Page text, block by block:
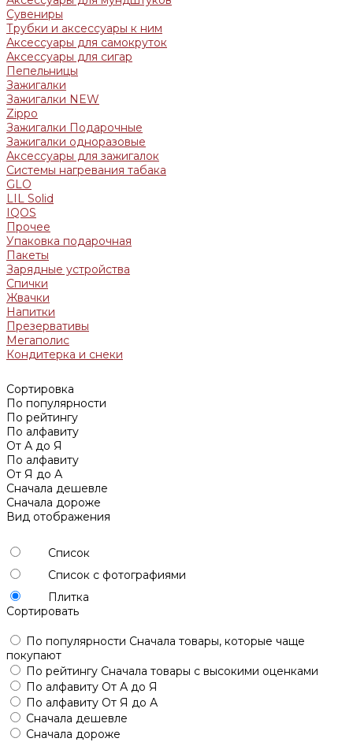
Сувениры
Трубки и аксессуары к ним
Аксессуары для самокруток
Аксессуары для сигар
Пепельницы
Зажигалки
Зажигалки NEW
Zippo
Зажигалки Подарочные
Зажигалки одноразовые
Аксессуары для зажигалок
Системы нагревания табака
GLO
LIL Solid
IQOS
Прочее
Упаковка подарочная
Пакеты
Зарядные устройства
Спички
Жвачки
Напитки
Презервативы
Мегаполис
Кондитерка и снеки
Сортировка
По популярности
По рейтингу
По алфавиту
От А до Я
По алфавиту
От Я до А
Сначала дешевле
Сначала дороже
Вид отображения
Список
Список с фотографиями
Плитка
Сортировать
По популярности Сначала товары, которые чаще
покупают
По рейтингу Сначала товары с высокими оценками
По алфавиту От А до Я
По алфавиту От Я до А
Сначала дешевле
Сначала дороже